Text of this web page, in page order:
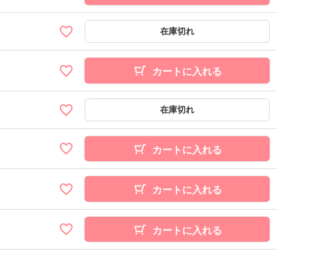
カートに入れる
カートに入れる
カートに入れる
カートに入れる